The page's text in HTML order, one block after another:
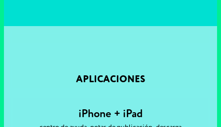
APLICACIONES
iPhone + iPad